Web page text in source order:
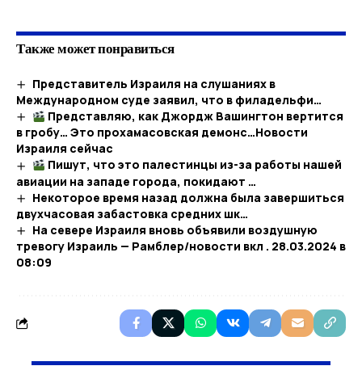
Также может понравиться
Представитель Израиля на слушаниях в
Международном суде заявил, что в филадельфи…
Представляю, как Джордж Вашингтон вертится
в гробу… Это прохамасовская демонс…​Новости
Израиля сейчас
Пишут, что это палестинцы из-за работы нашей
авиации на западе города, покидают …
Некоторое время назад должна была завершиться
двухчасовая забастовка средних шк…
На севере Израиля вновь объявили воздушную
тревогу Израиль — Рамблер/новости вкл . 28.03.2024 в
08:09